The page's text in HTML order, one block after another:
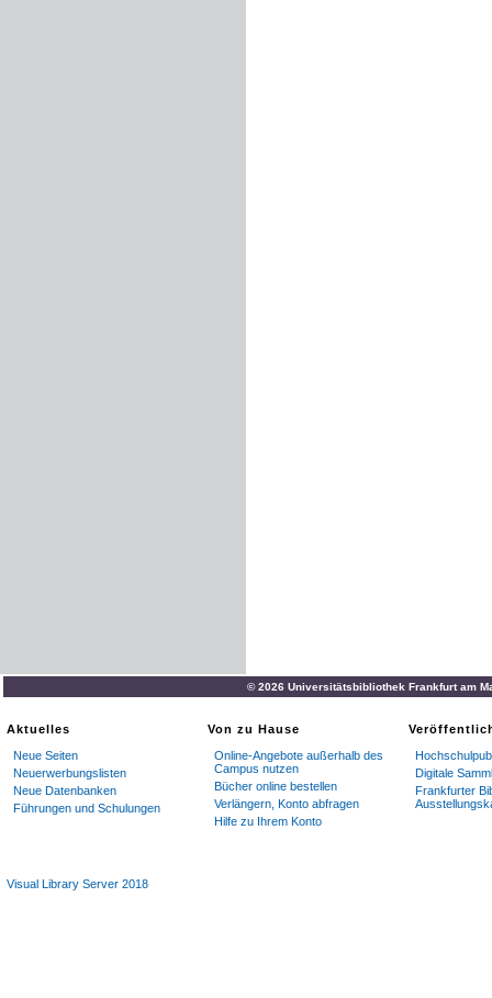
© 2026 Universitätsbibliothek Frankfurt am
Aktuelles
Neue Seiten
Neuerwerbungslisten
Neue Datenbanken
Führungen und Schulungen
Von zu Hause
Online-Angebote außerhalb des
Campus nutzen
Bücher online bestellen
Verlängern, Konto abfragen
Hilfe zu Ihrem Konto
Digitale
Frankfurter
Visual Library Server 2018